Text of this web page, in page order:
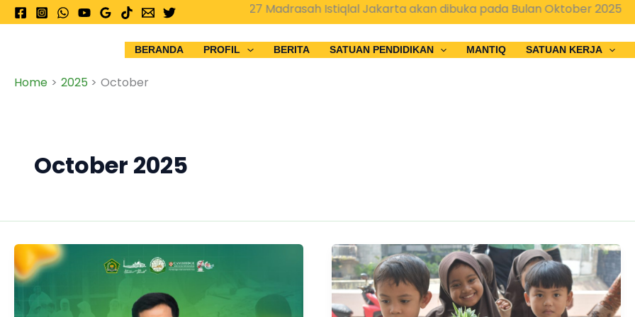
Skip
to
PPDB 2026-2027 Madrasah Istiqlal Jakarta akan dibuka pada Bulan Oktober 2025
BERANDA PROFIL BERITA SATUAN PENDIDIKAN MANTIQ SATUAN KERJA
Home 2025 October
October 2025